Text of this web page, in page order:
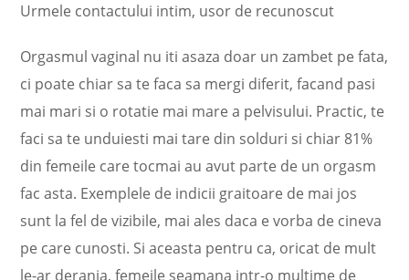
Urmele contactului intim, usor de recunoscut
Orgasmul vaginal nu iti asaza doar un zambet pe fata,
ci poate chiar sa te faca sa mergi diferit, facand pasi
mai mari si o rotatie mai mare a pelvisului. Practic, te
faci sa te unduiesti mai tare din solduri si chiar 81%
din femeile care tocmai au avut parte de un orgasm
fac asta. Exemplele de indicii graitoare de mai jos
sunt la fel de vizibile, mai ales daca e vorba de cineva
pe care cunosti. Si aceasta pentru ca, oricat de mult
le-ar deranja, femeile seamana intr-o multime de